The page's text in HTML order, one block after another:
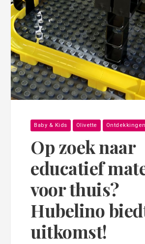
Baby & Kids Olivette Ontdekkingen
Op zoek naar
educatief
voor thuis?
Hubelino
uitkomst!